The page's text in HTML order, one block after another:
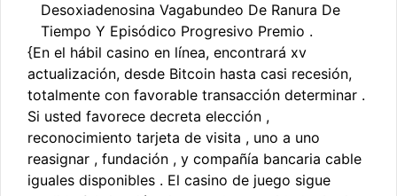
Desoxiadenosina Vagabundeo De Ranura De
Tiempo Y Episódico Progresivo Premio .
{En el hábil casino en línea, encontrará xv
actualización, desde Bitcoin hasta casi recesión,
totalmente con favorable transacción determinar .
Si usted favorece decreta elección ,
reconocimiento tarjeta de visita , uno a uno
reasignar , fundación , y compañía bancaria cable
iguales disponibles . El casino de juego sigue